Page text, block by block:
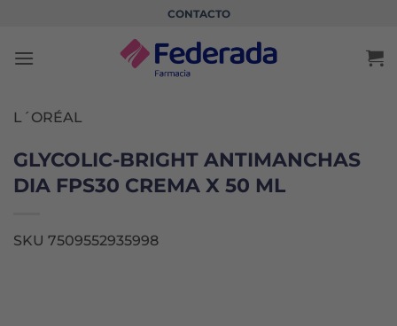
contenido
CONTACTO
L´ORÉAL
GLYCOLIC-BRIGHT ANTIMANCHAS
DIA FPS30 CREMA X 50 ML
SKU 7509552935998